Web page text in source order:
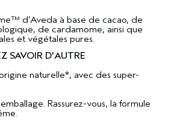
d’Aveda à base de cacao, de
de cardamome, ainsi que
et végétales pures.
SAVOIR D'AUTRE
naturelle*, avec des super-
Rassurez-vous, la formule